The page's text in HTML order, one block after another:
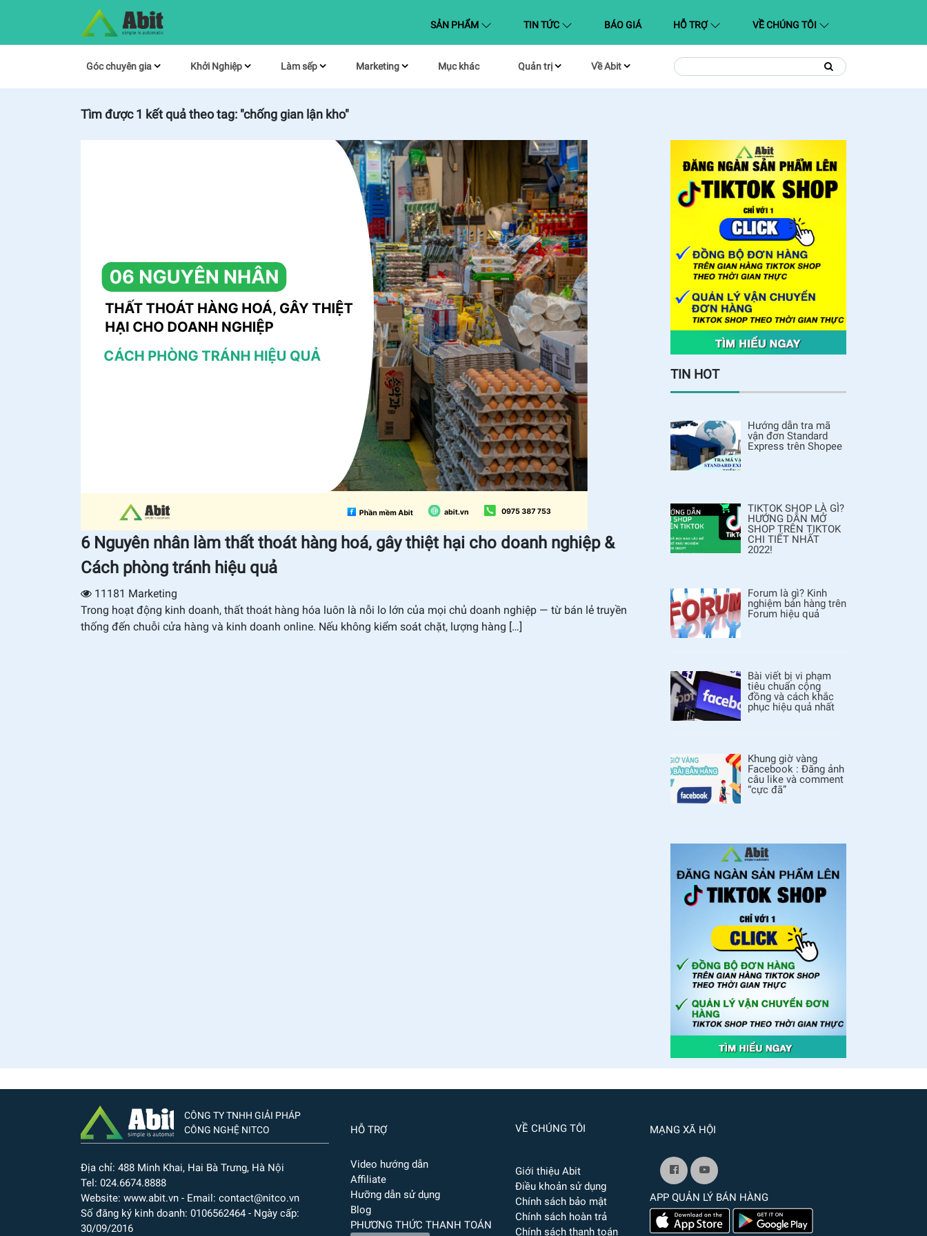
SẢN PHẨM (CURRENT)TIN TỨC BÁO GIÁ HỖ TRỢ VỀ CHÚNG TÔI
Góc chuyên gia Khởi Nghiệp Làm sếp Marketing Mục khác Quản trị Về Abit
Tìm
kiếm:
Tìm
kiếm
Tìm được1 kết quả theo tag: "chống gian lận kho"
6 Nguyên nhân làm thất thoát hàng hoá, gây thiệt hại cho doanh nghiệp &
Cách phòng tránh hiệu quả
11181 Marketing
Trong hoạt động kinh doanh, thất thoát hàng hóa luôn là nỗi lo lớn của mọi chủ doanh nghiệp — từ bán lẻ truyền
thống đến chuỗi cửa hàng và kinh doanh online. Nếu không kiểm soát chặt, lượng hàng […]
TIN HOT
Hướng dẫn tra mã
vận đơn Standard
Express trên Shopee
TIKTOK SHOP LÀ GÌ?
HƯỚNG DẪN MỞ
SHOP TRÊN TIKTOK
CHI TIẾT NHẤT
2022!
Forum là gì? Kinh
nghiệm bán hàng trên
Forum hiệu quả
Bài viết bị vi phạm
tiêu chuẩn cộng
đồng và cách khắc
phục hiệu quả nhất
Khung giờ vàng
Facebook : Đăng ảnh
câu like và comment
“cực đã”
CÔNG TY TNHH GIẢI PHÁP
CÔNG NGHỆ NITCO
Địa chỉ: 488 Minh Khai, Hai Bà Trưng, Hà Nội
Tel: 024.6674.8888
Website: www.abit.vn - Email: contact@nitco.vn
Số đăng ký kinh doanh: 0106562464 - Ngày cấp:
30/09/2016
HỖ TRỢ
Video hướng dẫn
Affiliate
Hưỡng dẫn sử dụng
Blog
PHƯƠNG THỨC THANH TOÁN
VỀ CHÚNG TÔI
Giới thiệu Abit
Điều khoản sử dụng
Chính sách bảo mật
Chính sách hoàn trả
Chính sách thanh toán
MẠNG XÃ HỘI
APP QUẢN LÝ BÁN HÀNG